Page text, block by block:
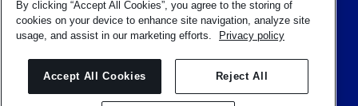
© Sulzer Ltd 1996 - 2025
By clicking “Accept All Cookies”, you agree to the storing of
cookies on your device to enhance site navigation, analyze site
usage, and assist in our marketing efforts.
Privacy policy
Accept All Cookies Reject All